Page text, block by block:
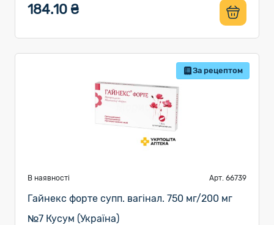
184.10 ₴
За рецептом
В наявності Арт. 66739
Гайнекс форте супп. вагінал. 750 мг/200 мг
№7 Кусум (Україна)